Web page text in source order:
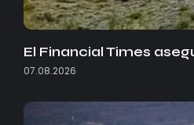
El Financial Times
07.08.2026